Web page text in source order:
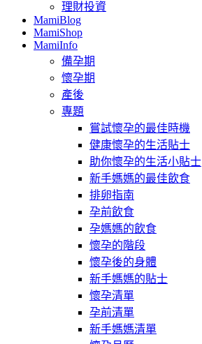
理財投資
MamiBlog
MamiShop
MamiInfo
備孕期
懷孕期
產後
專題
嘗試懷孕的最佳時機
健康懷孕的生活貼士
助你懷孕的生活小貼士
新手媽媽的最佳飲食
排卵指南
孕前飲食
孕媽媽的飲食
懷孕的階段
懷孕後的身體
新手媽媽的貼士
懷孕清單
孕前清單
新手媽媽清單